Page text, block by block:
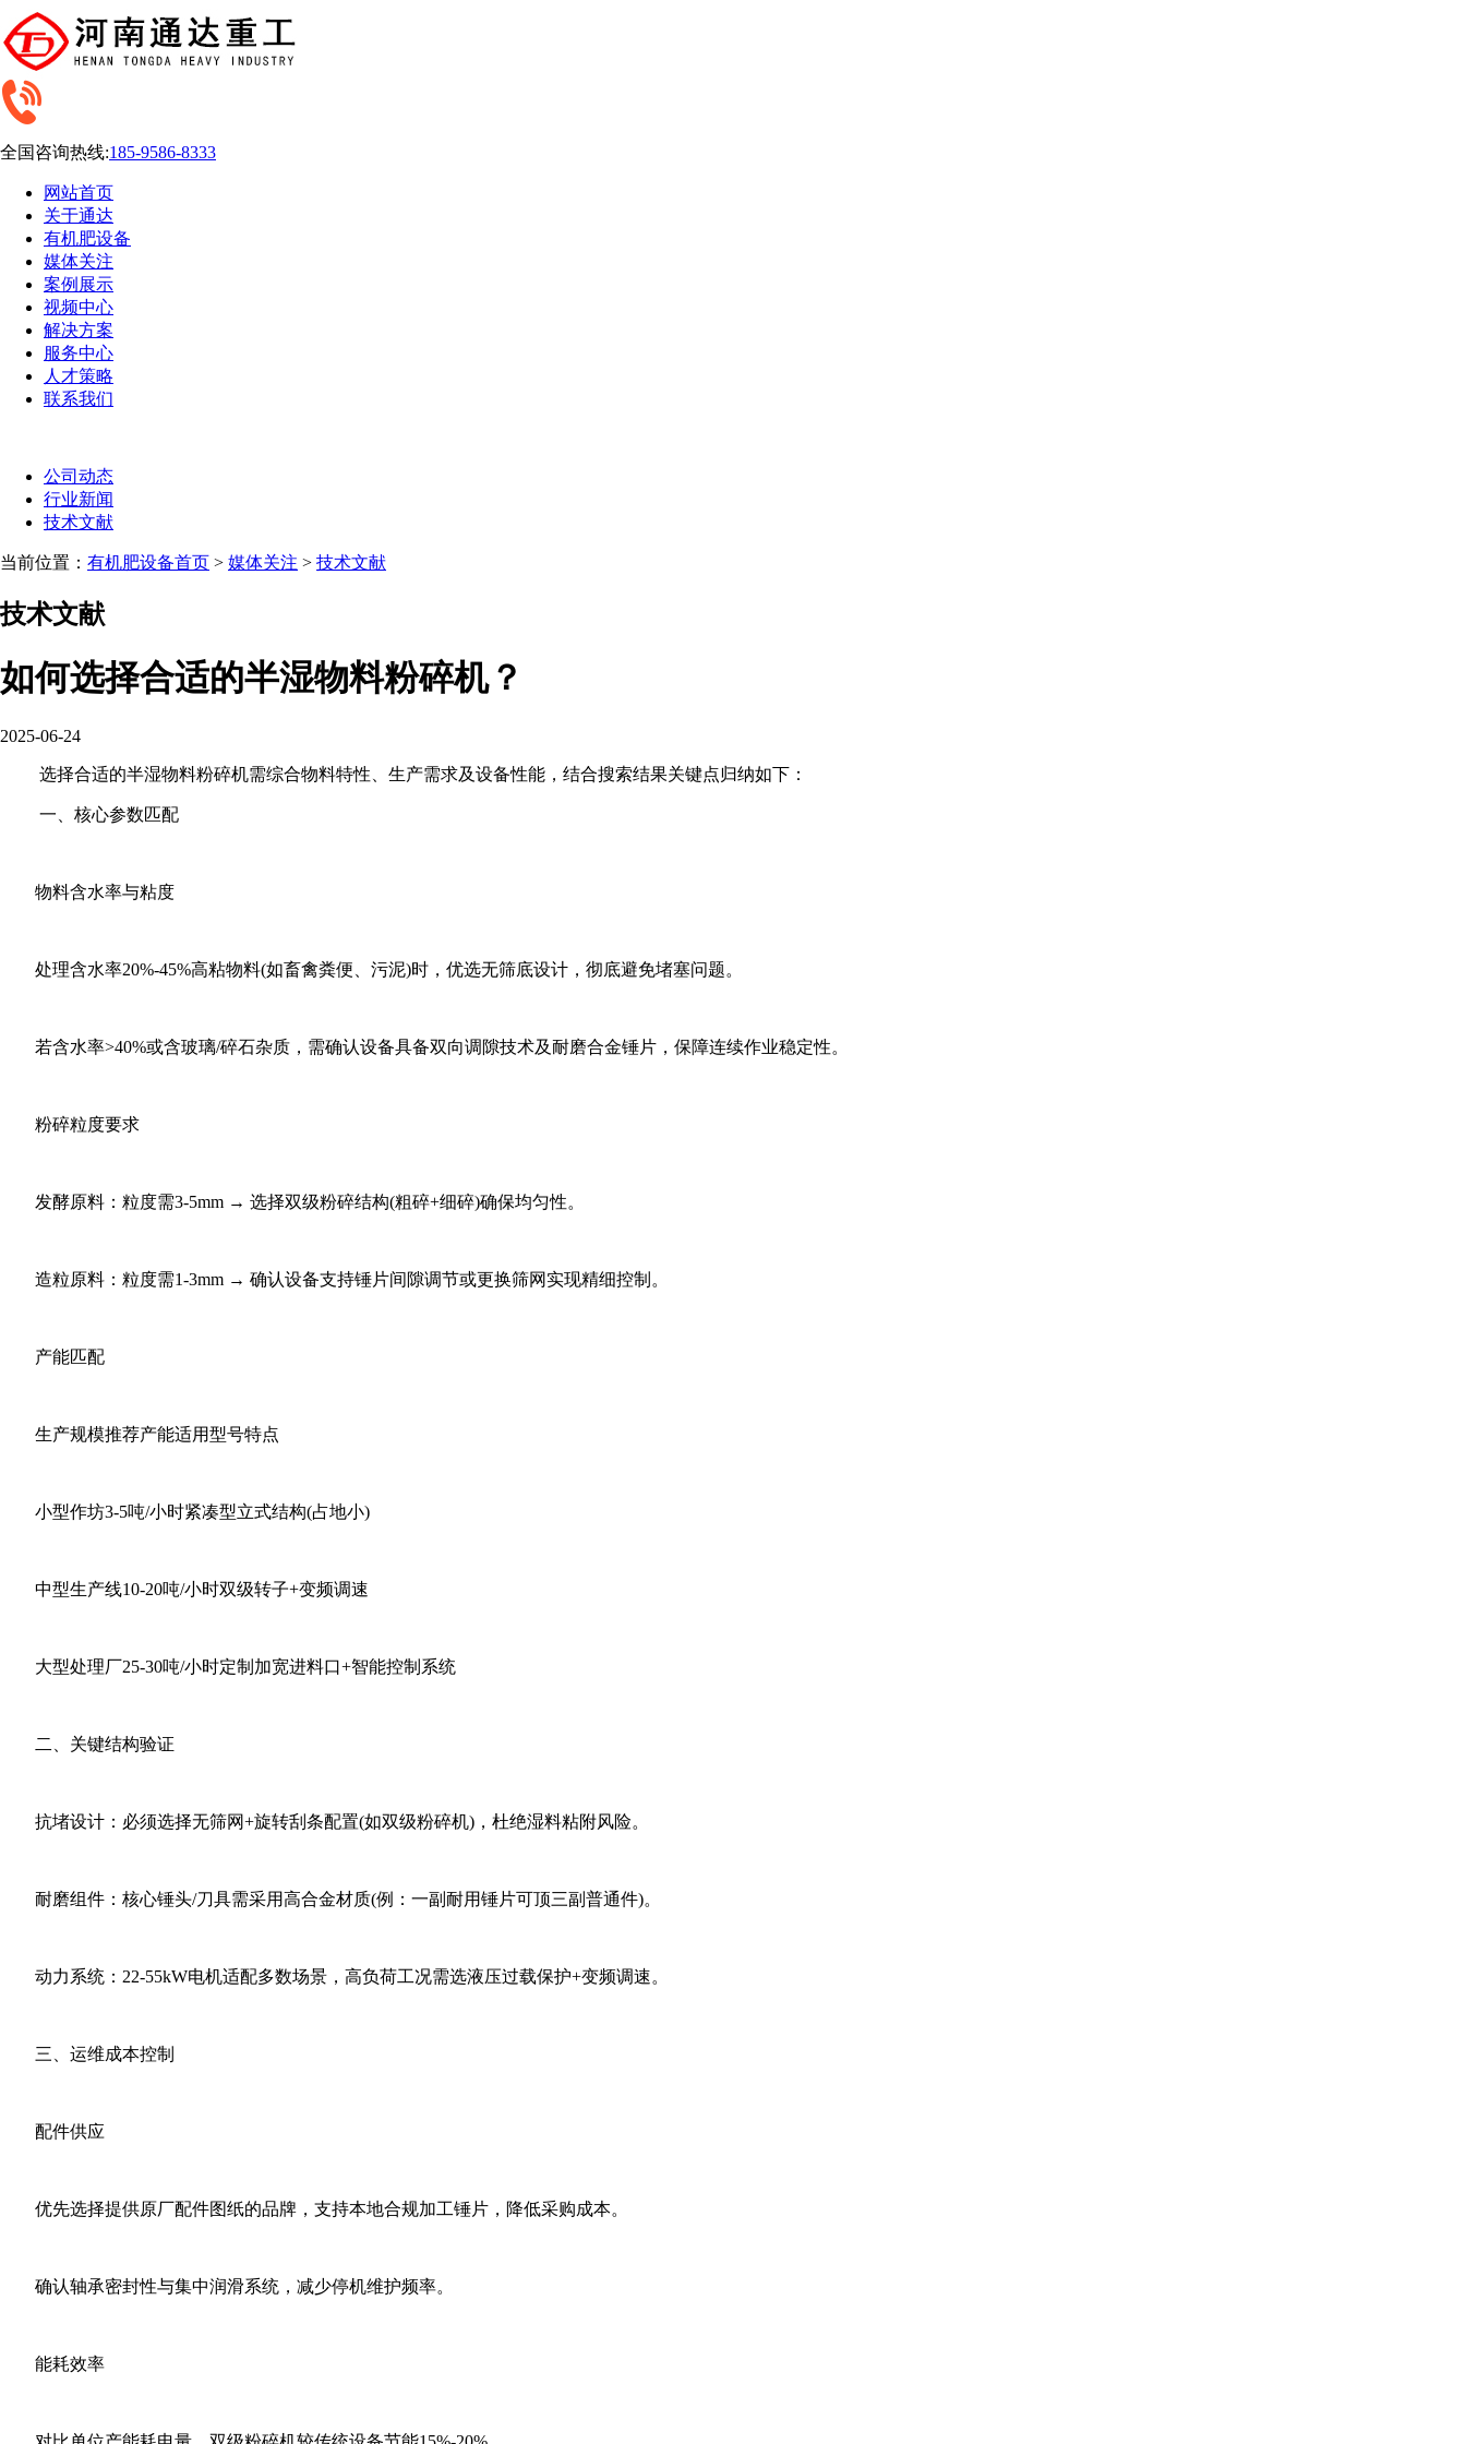
全国咨询热线:185-9586-8333
网站首页
关于通达
有机肥设备
媒体关注
案例展示
视频中心
解决方案
服务中心
人才策略
联系我们
公司动态
行业新闻
技术文献
当前位置： 有机肥设备首页 > 媒体关注 > 技术文献
技术文献
如何选择合适的半湿物料粉碎机？
2025-06-24
选择合适的半湿物料粉碎机需综合物料特性、生产需求及设备性能，结合搜索结果关键点归纳如下：
‌一、核心参数匹配‌
‌物料含水率与粘度‌
处理含水率20%-45%高粘物料(如畜禽粪便、污泥)时，‌优选无筛底设计‌，彻底避免堵塞问题。
若含水率>40%或含玻璃/碎石杂质，需确认设备具备‌双向调隙技术‌及‌耐磨合金锤片‌，保障连续作业稳定性。
‌粉碎粒度要求‌
发酵原料：粒度需3-5mm → 选择‌双级粉碎结构‌(粗碎+细碎)确保均匀性。
造粒原料：粒度需1-3mm → 确认设备支持‌锤片间隙调节‌或‌更换筛网‌实现精细控制。
‌产能匹配‌
生产规模推荐产能适用型号特点
小型作坊3-5吨/小时紧凑型立式结构(占地小)
中型生产线10-20吨/小时双级转子+变频调速
大型处理厂25-30吨/小时定制加宽进料口+智能控制系统
二、关键结构验证‌
‌抗堵设计‌：必须选择‌无筛网+旋转刮条‌配置(如双级粉碎机)，杜绝湿料粘附风险。
‌耐磨组件‌：核心锤头/刀具需采用‌高合金材质‌(例：一副耐用锤片可顶三副普通件)。
‌动力系统‌：22-55kW电机适配多数场景，高负荷工况需选‌液压过载保护+变频调速‌。
‌三、运维成本控制‌
‌配件供应‌
优先选择提供‌原厂配件图纸‌的品牌，支持本地合规加工锤片，降低采购成本。
确认‌轴承密封性‌与‌集中润滑系统‌，减少停机维护频率。
‌能耗效率‌